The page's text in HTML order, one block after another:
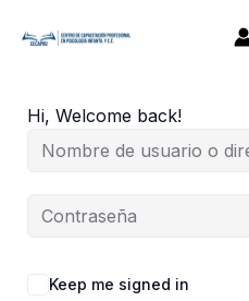
Hi, Welcome back!
Keep me signed in